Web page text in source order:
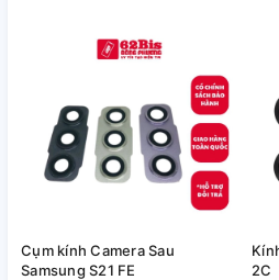
Cụm kính Camera Sau
Samsung S21 FE
2C